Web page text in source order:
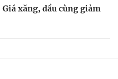
Giá xăng, dầu cùng giảm